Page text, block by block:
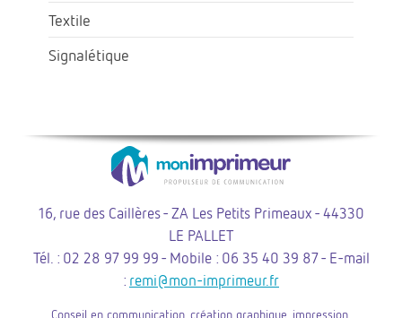
Textile
Signalétique
16, rue des Caillères - ZA Les Petits Primeaux - 44330
LE PALLET
Tél. : 02 28 97 99 99 - Mobile : 06 35 40 39 87 - E-mail
: remi@mon-imprimeur.fr
Conseil en communication, création graphique, impression,